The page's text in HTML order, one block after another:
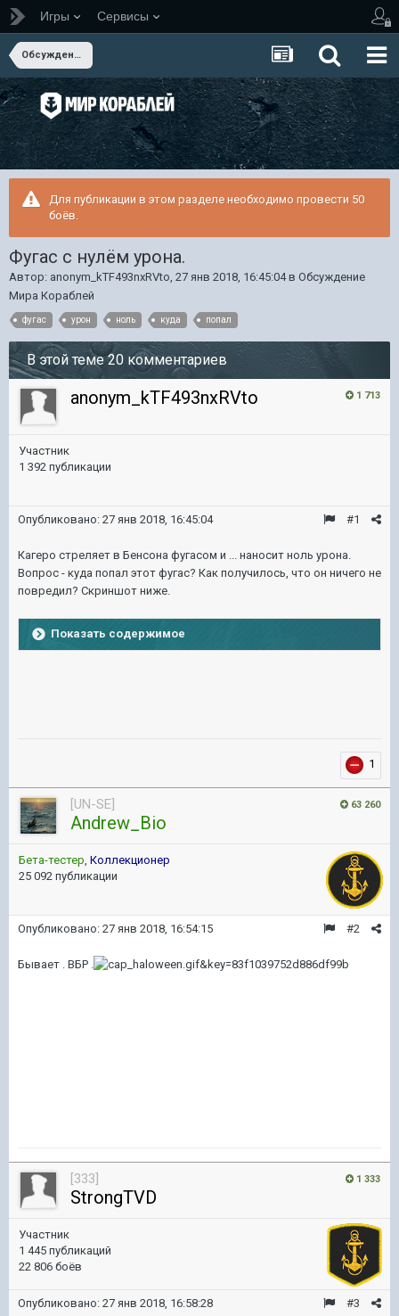
Игры Сервисы
Обсуждение Мира Кораблей
Для публикации в этом разделе необходимо провести 50
боёв.
Фугас с нулём урона.
Автор: anonym_kTF493nxRVto, 27 янв 2018, 16:45:04в Обсуждение
Мира Кораблей
фугас урон ноль куда попал
В этой теме 20 комментариев
1 713
anonym_kTF493nxRVto
Участник
1 392 публикации
#1
Опубликовано: 27 янв 2018, 16:45:04
Кагеро стреляет в Бенсона фугасом и ... наносит ноль урона.
Вопрос - куда попал этот фугас? Как получилось, что он ничего не
повредил? Скриншот ниже.
Показать содержимое
1
63 260
[UN-SE]
Andrew_Bio
Бета-тестер Коллекционер
25 092 публикации
#2
Опубликовано: 27 янв 2018, 16:54:15
Бывает . ВБР .
1 333
[333]
StrongTVD
Участник
1 445 публикаций
22 806 боёв
#3
Опубликовано: 27 янв 2018, 16:58:28